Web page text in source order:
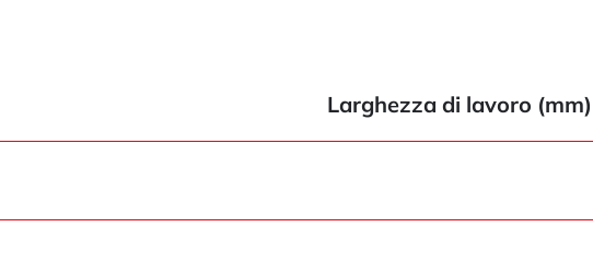
Larghezza di lavoro (mm)